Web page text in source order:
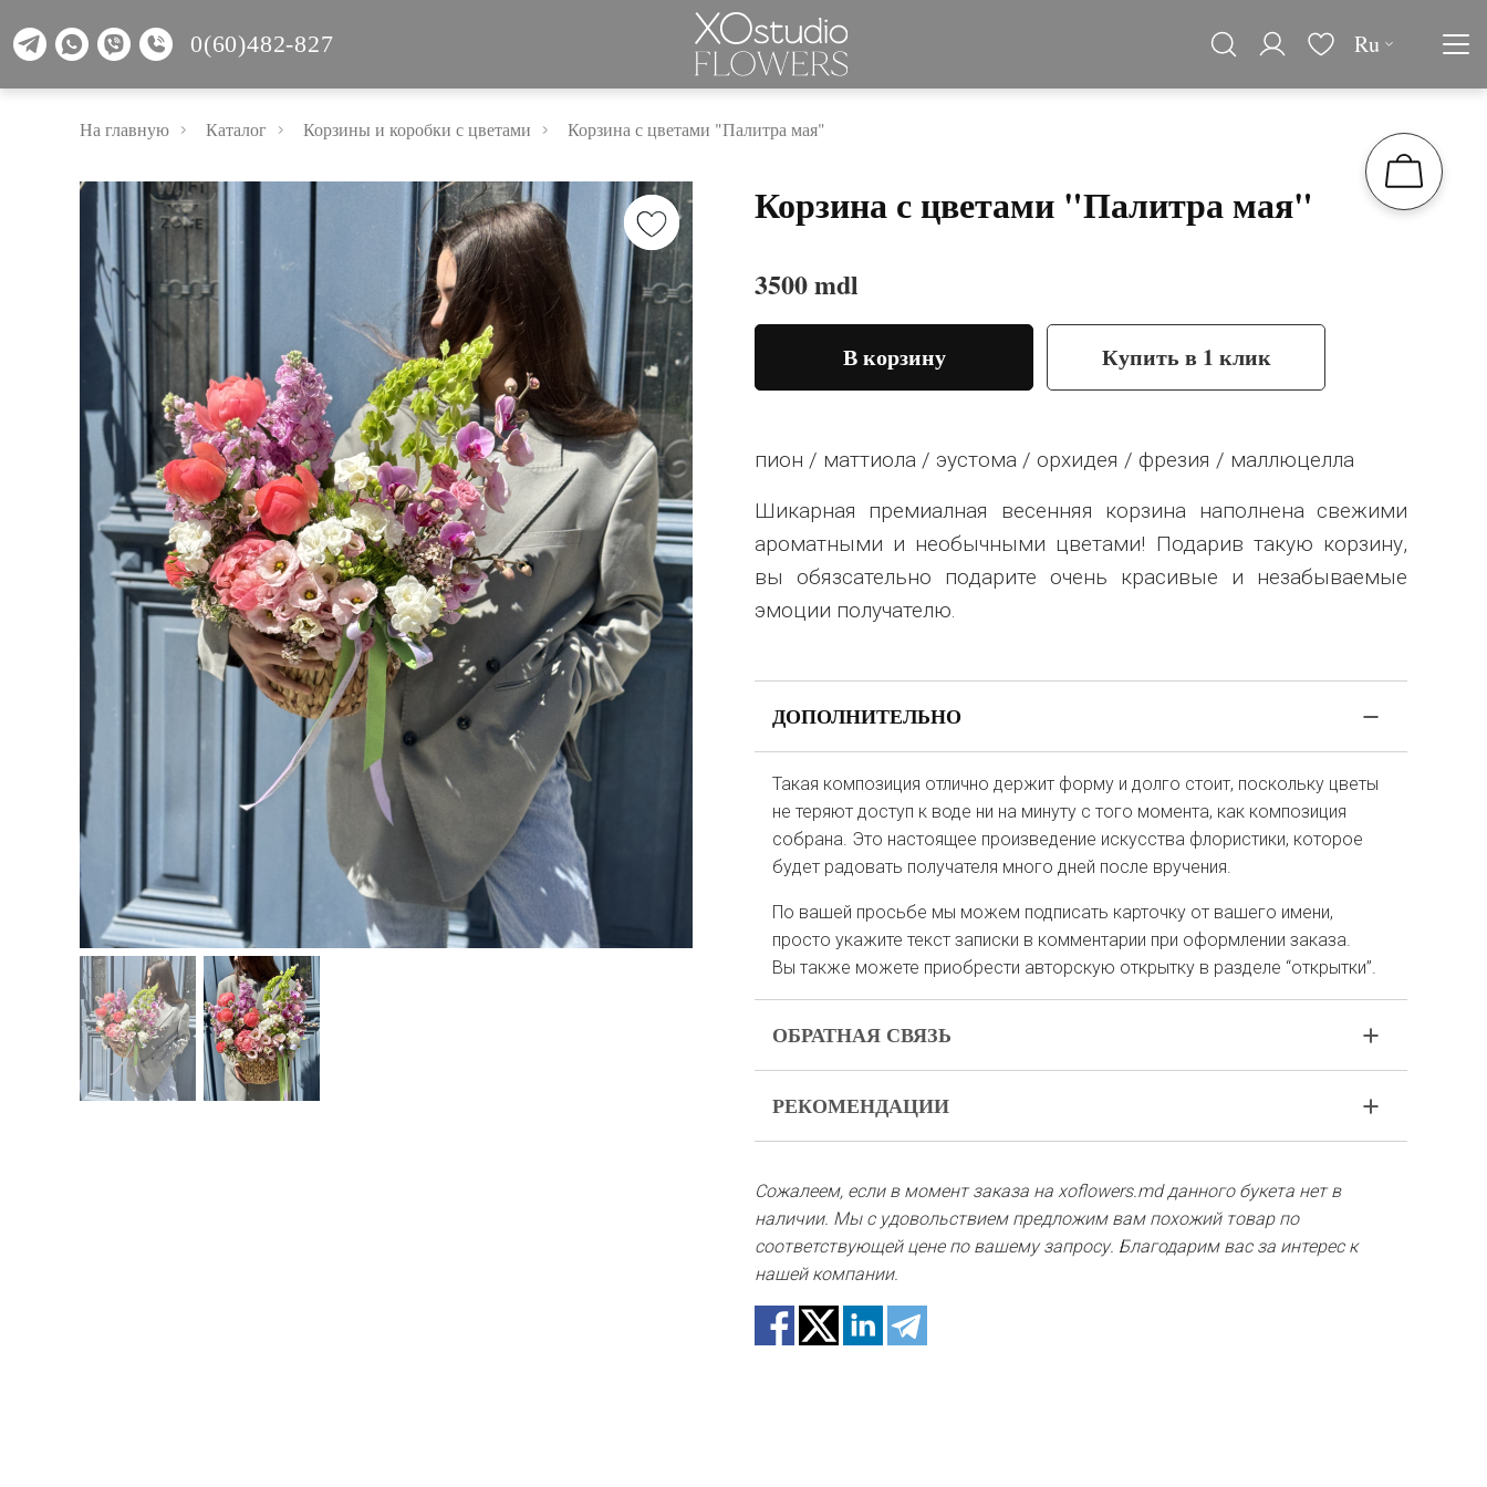
0(60)482-827 Ru
На главную Каталог Корзины и коробки с цветами Корзина с цветами "Палитра мая"
Корзина с цветами "Палитра мая"
3500 mdl
В корзину Купить в 1 клик
пион / маттиола / эустома / орхидея / фрезия / маллюцелла
Шикарная премиалная весенняя корзина наполнена свежими
ароматными и необычными цветами! Подарив такую корзину,
вы обязсательно подарите очень красивые и незабываемые
эмоции получателю.
ДОПОЛНИТЕЛЬНО
Такая композиция отлично держит форму и долго стоит, поскольку цветы
не теряют доступ к воде ни на минуту с того момента, как композиция
собрана. Это настоящее произведение искусства флористики, которое
будет радовать получателя много дней после вручения.
По вашей просьбе мы можем подписать карточку от вашего имени,
просто укажите текст записки в комментарии при оформлении заказа.
Вы также можете приобрести авторскую открытку в разделе “открытки”.
ОБРАТНАЯ СВЯЗЬ
ненадлежащем виде, пожалуйста, свяжитесь с нами для решения
проблемы.
В случае, если каких-то составляющих композиции не будет в наличии, мы
предложим вам варианты замены на аналоги. Также будьте готовы к тому,
что цветы – это живой материал, поэтому композиция 100% не повторяют
картинку.
РЕКОМЕНДАЦИИ
Сожалеем, если в момент заказа на xoflowers.md данного букета нет в
наличии. Мы с удовольствием предложим вам похожий товар по
соответствующей цене по вашему запросу. Благодарим вас за интерес к
нашей компании.